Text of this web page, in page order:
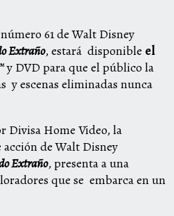
61 de Walt Disney
Extraño, estará disponible el
y DVD para que el público la
y escenas eliminadas nunca
Divisa Home Video, la
de Walt Disney
Extraño, presenta a una
que se embarca en un